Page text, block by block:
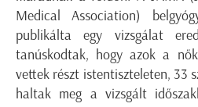
Medical Association)
publikálta egy vizsgálat
tanúskodtak, hogy azok a
vettek részt istentiszteleten, 33
haltak meg a vizsgált